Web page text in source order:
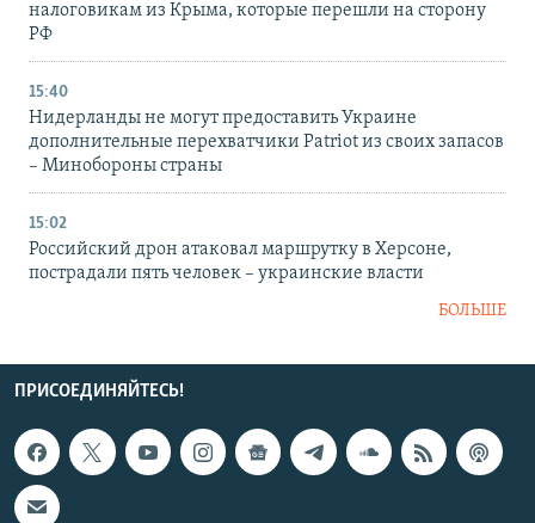
налоговикам из Крыма, которые перешли на сторону
РФ
15:40
Нидерланды не могут предоставить Украине
дополнительные перехватчики Patriot из своих запасов
– Минобороны страны
15:02
Российский дрон атаковал маршрутку в Херсоне,
пострадали пять человек – украинские власти
БОЛЬШЕ
ПРИСОЕДИНЯЙТЕСЬ!